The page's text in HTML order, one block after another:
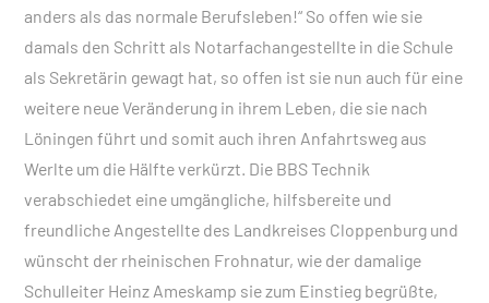
anders als das normale Berufsleben!“ So offen wie sie
damals den Schritt als Notarfachangestellte in die Schule
als Sekretärin gewagt hat, so offen ist sie nun auch für eine
weitere neue Veränderung in ihrem Leben, die sie nach
Löningen führt und somit auch ihren Anfahrtsweg aus
Werlte um die Hälfte verkürzt. Die BBS Technik
verabschiedet eine umgängliche, hilfsbereite und
freundliche Angestellte des Landkreises Cloppenburg und
wünscht der rheinischen Frohnatur, wie der damalige
Schulleiter Heinz Ameskamp sie zum Einstieg begrüßte,